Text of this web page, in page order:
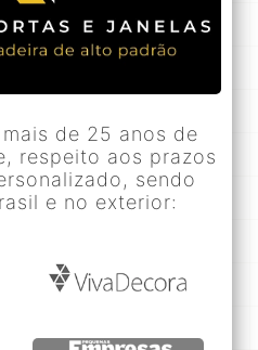
de 25 anos de
respeito aos prazos
sendo
e no exterior: